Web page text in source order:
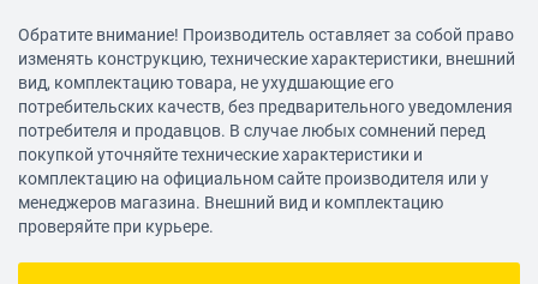
Обратите внимание! Производитель оставляет за собой право
изменять конструкцию, технические характеристики, внешний
вид, комплектацию товара, не ухудшающие его
потребительских качеств, без предварительного уведомления
потребителя и продавцов. В случае любых сомнений перед
покупкой уточняйте технические характеристики и
комплектацию на официальном сайте производителя или у
менеджеров магазина. Внешний вид и комплектацию
проверяйте при курьере.